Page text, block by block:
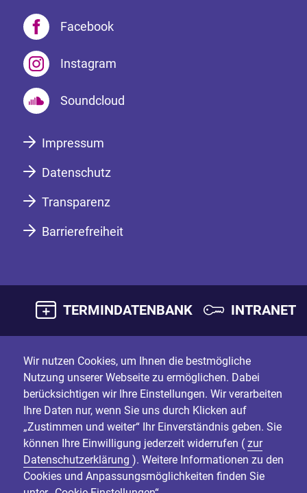
Facebook
Instagram
Soundcloud
Impressum
Datenschutz
Transparenz
Barrierefreiheit
TERMINDATENBANK INTRANET
Wir nutzen Cookies, um Ihnen die bestmögliche
Nutzung unserer Webseite zu ermöglichen. Dabei
berücksichtigen wir Ihre Einstellungen. Wir verarbeiten
Ihre Daten nur, wenn Sie uns durch Klicken auf
„Zustimmen und weiter“ Ihr Einverständnis geben. Sie
können Ihre Einwilligung jederzeit widerrufen ( zur
Datenschutzerklärung ). Weitere Informationen zu den
Cookies und Anpassungsmöglichkeiten finden Sie